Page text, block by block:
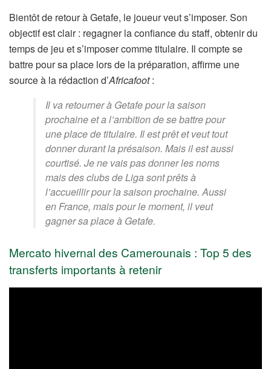
Bientôt de retour à Getafe, le joueur veut s’imposer. Son
objectif est clair : regagner la confiance du staff, obtenir du
temps de jeu et s’imposer comme titulaire. Il compte se
battre pour sa place lors de la préparation, affirme une
source à la rédaction d’Africafoot:
Il va retourner à Getafe pour la saison
prochaine et a l’ambition de se battre pour
une place de titulaire. Il est prêt et veut tout
donner durant la présaison. Mais il est aussi
courtisé. Je ne vais pas donner les noms
mais des clubs de Liga sont prêts à
l’accueillir pour la saison prochaine. Aussi
en France, mais pour le moment, il veut
gagner sa place à Getafe.
Mercato hivernal des Camerounais : Top 5 des
transferts importants à retenir